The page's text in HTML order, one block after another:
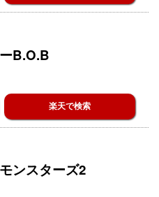
B.O.B
楽天で検索
ンスターズ2